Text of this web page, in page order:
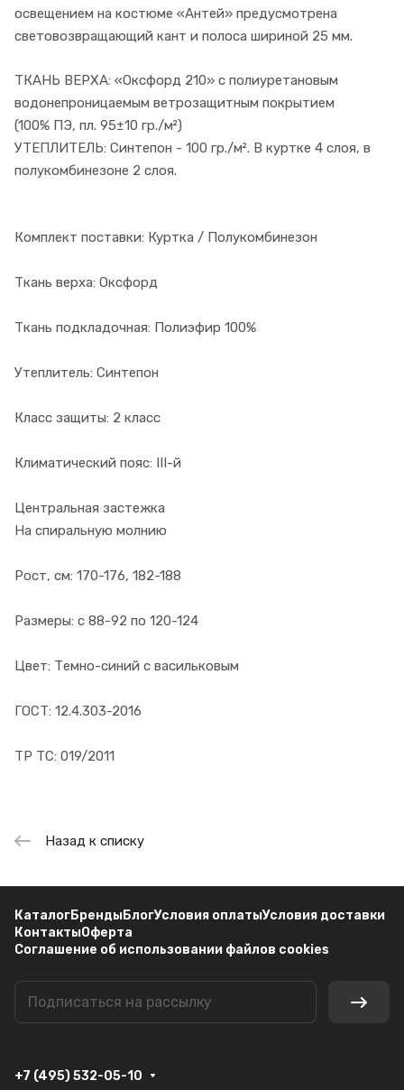
освещением на костюме «Антей» предусмотрена
световозвращающий кант и полоса шириной 25 мм.
ТКАНЬ ВЕРХА: «Оксфорд 210» с полиуретановым
водонепроницаемым ветрозащитным покрытием
(100% ПЭ, пл. 95±10 гр./м²)
УТЕПЛИТЕЛЬ: Синтепон - 100 гр./м². В куртке 4 слоя, в
полукомбинезоне 2 слоя.
Комплект поставки: Куртка / Полукомбинезон
Ткань верха: Оксфорд
Ткань подкладочная: Полиэфир 100%
Утеплитель: Синтепон
Класс защиты: 2 класс
Климатический пояс: III-й
Центральная застежка
На спиральную молнию
Рост, см: 170-176, 182-188
Размеры: с 88-92 по 120-124
Цвет: Темно-синий с васильковым
ГОСТ: 12.4.303-2016
ТР ТС: 019/2011
Назад к списку
КаталогБрендыБлогУсловия оплатыУсловия доставки
КонтактыОферта
Соглашение об использовании файлов cookies
+7 (495) 532-05-10